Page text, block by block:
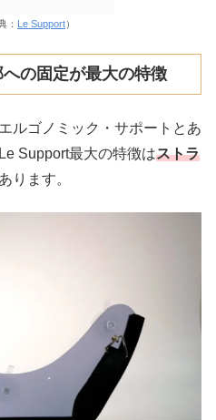
： Le Support）
の固定が最大の特徴
ルゴノミック・サポートとあ
Support最大の特徴はストラ
ります。